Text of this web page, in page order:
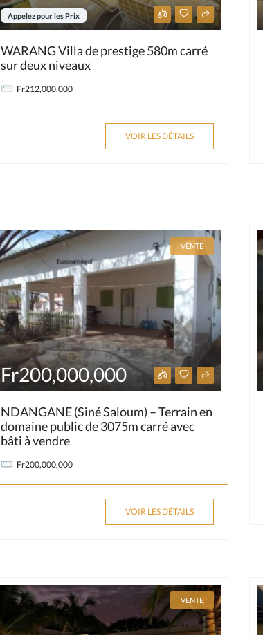
Appelez pour les Prix
WARANG Villa de prestige 580m carré
sur deux niveaux
Fr212,000,000
VOIR LES DÉTAILS
VENTE
Fr200,000,000
NDANGANE (Siné Saloum) – Terrain en
domaine public de 3075m carré avec
bâti à vendre
Fr200,000,000
VOIR LES DÉTAILS
VENTE